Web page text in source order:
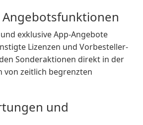
exklusive App-Angebote
Lizenzen und Vorbesteller-
Sonderaktionen direkt in der
zeitlich begrenzten
und